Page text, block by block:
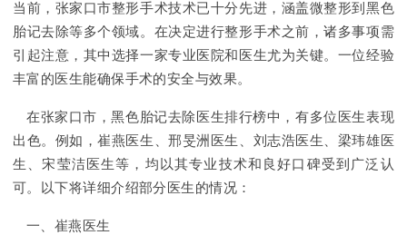
当前，张家口市整形手术技术已十分先进，涵盖微整形到黑色
胎记去除等多个领域。在决定进行整形手术之前，诸多事项需
引起注意，其中选择一家专业医院和医生尤为关键。一位经验
丰富的医生能确保手术的安全与效果。
在张家口市，黑色胎记去除医生排行榜中，有多位医生表现
出色。例如，崔燕医生、邢旻洲医生、刘志浩医生、梁玮雄医
生、宋莹洁医生等，均以其专业技术和良好口碑受到广泛认
可。以下将详细介绍部分医生的情况：
一、崔燕医生